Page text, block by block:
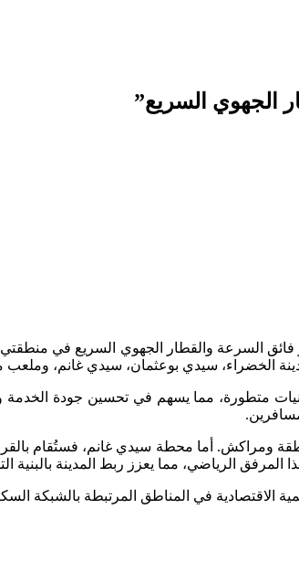
الجهوي السريع”
السرعة والقطار الجهوي السريع في
الخضراء، سيدي بوعثمان، سيدي غانم،
متطورة، مما يسهم في تحسين جودة
ومراكش. أما محطة سيدي غانم، فستُقام
الاقتصادية في المناطق المرتبطة بالشبكة